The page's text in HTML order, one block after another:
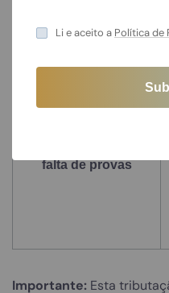
falta de provas
Importante: Esta
Li e aceito a Política de